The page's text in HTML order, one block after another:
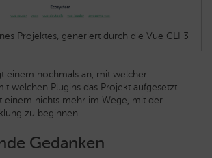
Projektes, generiert durch die Vue CLI 3
einem nochmals an, mit welcher
welchen Plugins das Projekt aufgesetzt
einem nichts mehr im Wege, mit der
zu beginnen.
Gedanken